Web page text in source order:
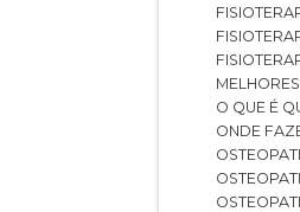
O QUE É
ONDE